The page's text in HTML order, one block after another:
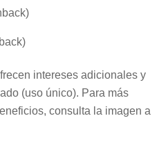
intereses adicionales y
(uso único). Para más
consulta la imagen a